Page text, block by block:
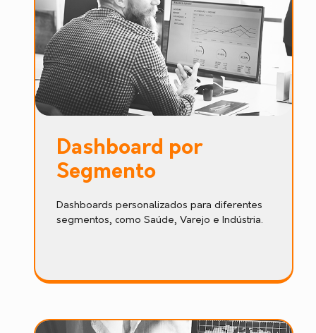
Dashboard por
Segmento
Dashboards personalizados para diferentes
segmentos, como Saúde, Varejo e Indústria.